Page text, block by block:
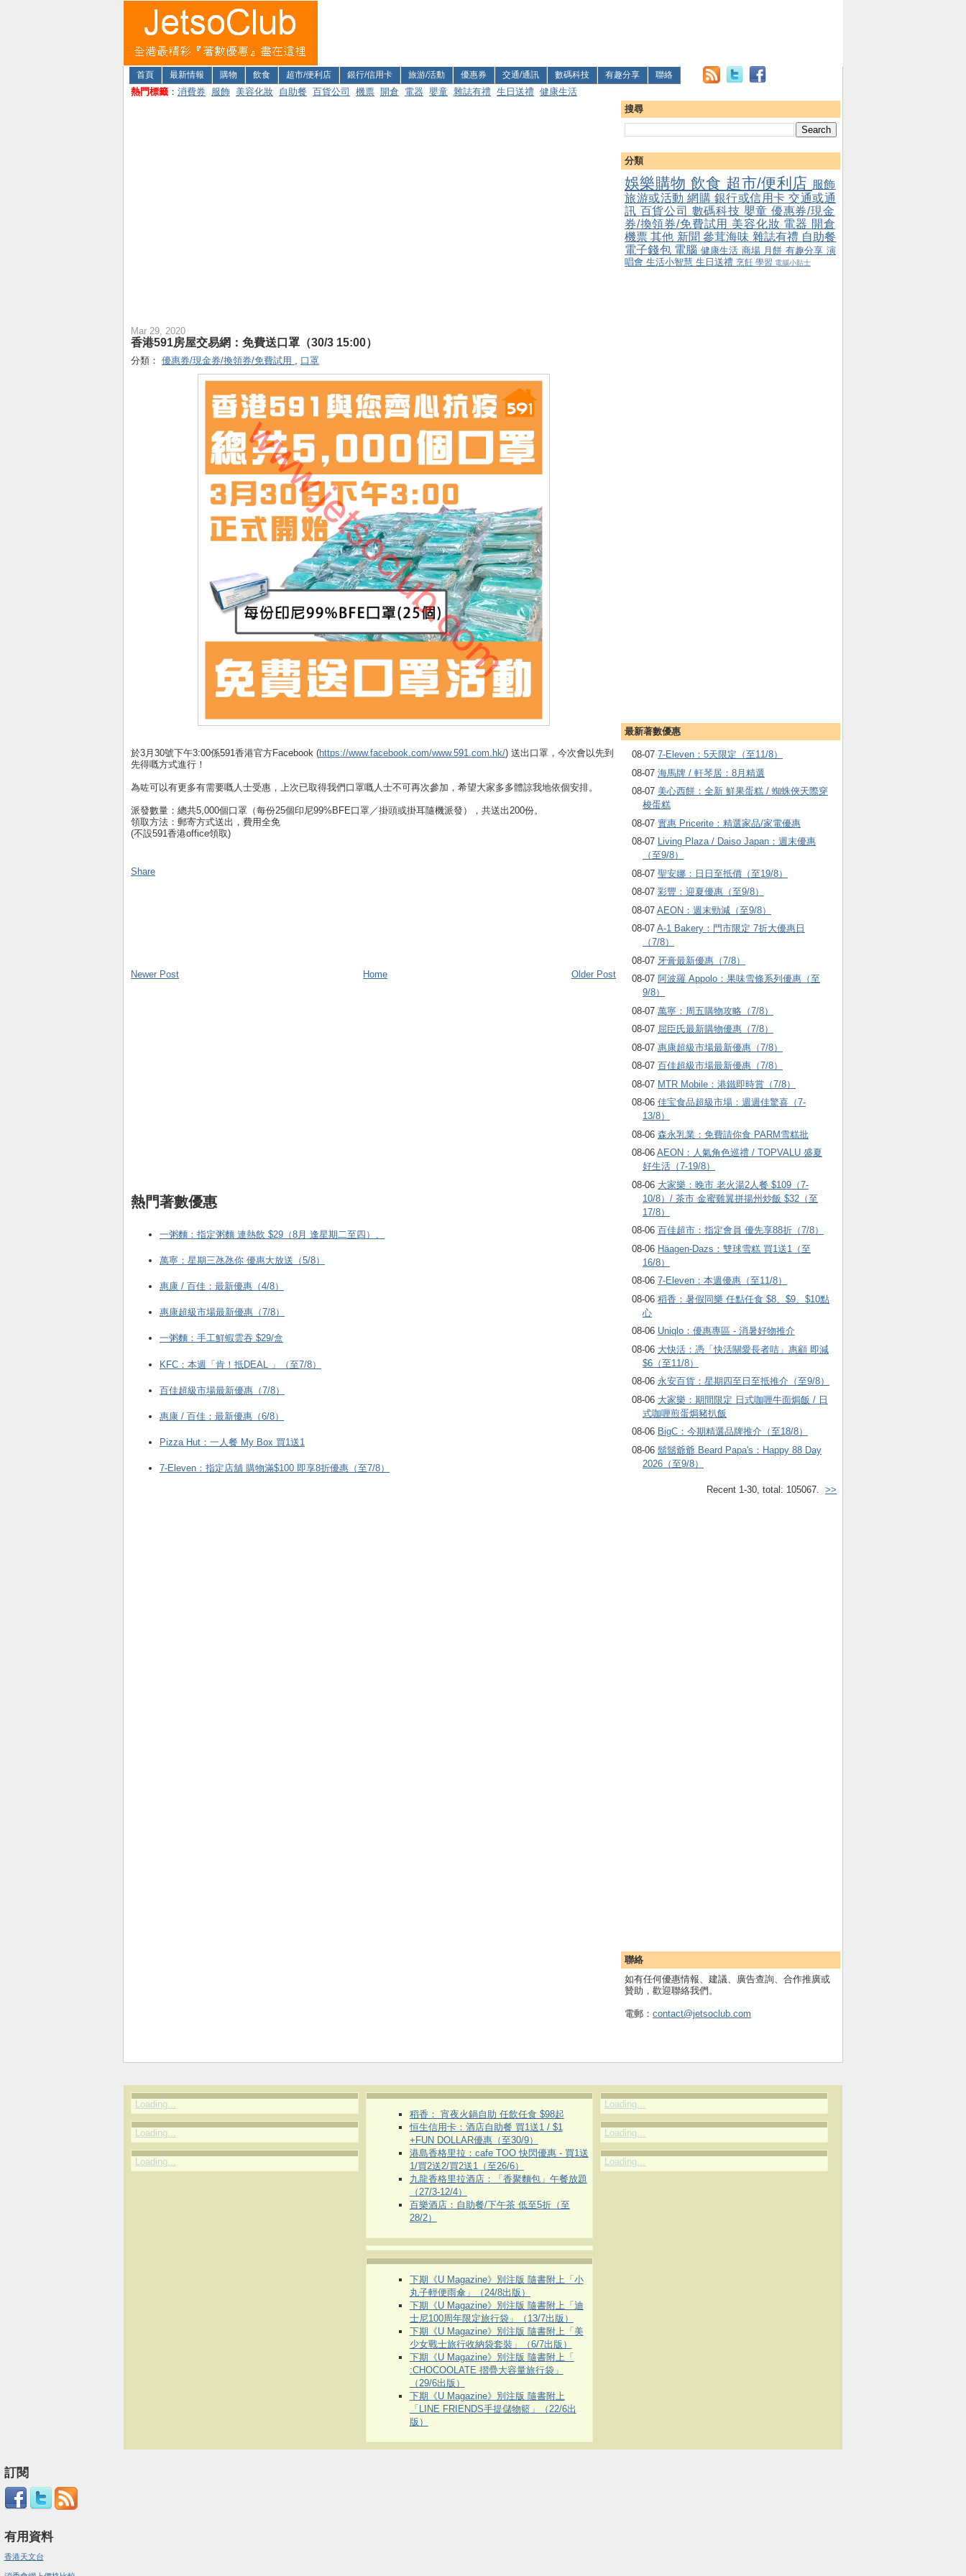
首頁 最新情報 購物 飲食 超市/便利店 銀行/信用卡 旅游/活動 優惠券 交通/通訊 數碼科技 有趣分享 聯絡
熱門標籤 ： 消費券 服飾 美容化妝 自助餐 百貨公司 機票 開倉 電器 嬰童 雜誌有禮 生日送禮 健康生活
搜尋
分類
娛樂購物 飲食 超市/便利店 服飾
旅游或活動 網購 銀行或信用卡 交通或通
訊 百貨公司 數碼科技 嬰童 優惠券/現金
券/換領券/免費試用 美容化妝 電器 開倉
機票其他 新聞參茸海味 雜誌有禮 自助餐
電子錢包 電腦 健康生活 商場 月餅 有趣分享 演
唱會 生活小智慧 生日送禮 烹飪 學習 電腦小貼士
最新著數優惠
08-07 7-Eleven：5天限定（至11/8）
08-07 海馬牌 / 軒琴居：8月精選
08-07 美心西餅：全新 鮮果蛋糕 / 蜘蛛俠天際穿
梭蛋糕
08-07 實惠 Pricerite：精選家品/家電優惠
08-07 Living Plaza / Daiso Japan：週末優惠
（至9/8）
08-07 聖安娜：日日至抵價（至19/8）
08-07 彩豐：迎夏優惠（至9/8）
08-07 AEON：週末勁減（至9/8）
08-07 A-1 Bakery：門市限定 7折大優惠日
（7/8）
08-07 牙膏最新優惠（7/8）
08-07 阿波羅 Appolo：果味雪條系列優惠（至
9/8）
08-07 萬寧：周五購物攻略（7/8）
08-07 屈臣氏最新購物優惠（7/8）
08-07 惠康超級市場最新優惠（7/8）
08-07 百佳超級市場最新優惠（7/8）
08-07 MTR Mobile：港鐵即時賞（7/8）
08-06 佳宝食品超級市場：週週佳驚喜（7-
13/8）
08-06 森永乳業：免費請你食 PARM雪糕批
08-06 AEON：人氣角色巡禮 / TOPVALU 盛夏
好生活（7-19/8）
08-06 大家樂：晚市 老火湯2人餐 $109（7-
10/8）/ 茶市 金蜜雞翼拼揚州炒飯 $32（至
17/8）
08-06 百佳超市：指定會員 優先享88折（7/8）
08-06 Häagen-Dazs ：雙球雪糕 買1送1（至
16/8）
08-06 7-Eleven：本週優惠（至11/8）
08-06 稻香：暑假同樂 任點任食 $8、$9、$10點
心
08-06 Uniqlo：優惠專區 - 消暑好物推介
08-06 大快活：憑「快活關愛長者咭」惠顧 即減
$6（至11/8）
08-06 永安百貨：星期四至日至抵推介（至9/8）
08-06 大家樂：期間限定 日式咖喱牛面焗飯 / 日
式咖喱煎蛋焗豬扒飯
08-06 BigC：今期精選品牌推介（至18/8）
08-06 鬍鬚爺爺 Beard Papa's：Happy 88 Day
2026（至9/8）
Recent 1-30, total: 105067. >>
聯絡
如有任何優惠情報、建議、廣告查詢、合作推廣或
贊助，歡迎聯絡我們。
電郵： contact@jetsoclub.com
Mar 29, 2020
香港591房屋交易網：免費送口罩（30/3 15:00）
分類： 優惠券/現金券/換領券/免費試用 , 口罩
於3月30號下午3:00係591香港官方Facebook (https://www.facebook.com/www.591.com.hk/) 送出口罩，今次會以先到
先得嘅方式進行！
為咗可以有更多有需要嘅人士受惠，上次已取得我們口罩嘅人士不可再次參加，希望大家多多體諒我地依個安排。
派發數量：總共5,000個口罩（每份25個印尼99%BFE口罩／掛頭或掛耳隨機派發），共送出200份。
領取方法：郵寄方式送出，費用全免
(不設591香港office領取)
Share
Newer Post Older Post
Home
熱門著數優惠
一粥麵：指定粥麵 連熱飲 $29（8月 逢星期二至四）、
萬寧：星期三氹氹你 優惠大放送（5/8）
惠康 / 百佳：最新優惠（4/8）
惠康超級市場最新優惠（7/8）
一粥麵：手工鮮蝦雲吞 $29/盒
KFC ：本週「肯！抵DEAL 」（至7/8）
百佳超級市場最新優惠（7/8）
惠康 / 百佳：最新優惠（6/8）
Pizza Hut：一人餐 My Box 買1送1
7-Eleven：指定店舖 購物滿$100 即享8折優惠（至7/8）
Loading...
Loading...
Loading...
稻香： 宵夜火鍋自助 任飲任食 $98起
恒生信用卡：酒店自助餐 買1送1 / $1
+FUN DOLLAR優惠（至30/9）
港島香格里拉：cafe TOO 快閃優惠 - 買1送
1/買2送2/買2送1（至26/6）
九龍香格里拉酒店：「香聚麵包」午餐放題
（27/3-12/4）
百樂酒店：自助餐/下午茶 低至5折（至
28/2）
下期《U Magazine》別注版 隨書附上「小
丸子輕便雨傘」（24/8出版）
下期《U Magazine》別注版 隨書附上「迪
士尼100周年限定旅行袋」（13/7出版）
下期《U Magazine》別注版 隨書附上「美
少女戰士旅行收納袋套裝」（6/7出版）
下期《U Magazine》別注版 隨書附上「
:CHOCOOLATE 摺疊大容量旅行袋」
（29/6出版）
下期《U Magazine》別注版 隨書附上
「LINE FRIENDS手提儲物籃」（22/6出
版）
Loading...
Loading...
Loading...
訂閱
有用資料
香港天文台